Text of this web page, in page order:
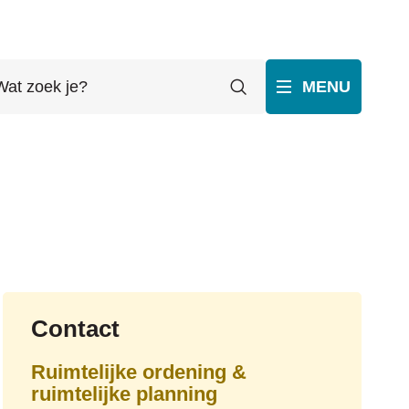
Zoeken MENU
Contact
Ruimtelijke ordening &
ruimtelijke planning